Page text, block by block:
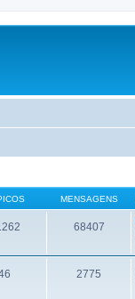
MENSAGENS
68407
2775